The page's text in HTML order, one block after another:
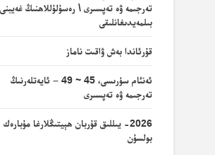
تەرجىمە ۋە تەپسىرى \ رەسۇلۇللاھنىڭ غەيبنى
بىلمەيدىغانلىقى
قۇرئاندا بەش ۋاقىت ناماز
ئەنئام سۈرىسى، 45 ~ 49 – ئايەتلەرنىڭ
تەرجىمە ۋە تەپسىرى
2026- يىللىق قۇربان ھېيتىڭلارغا مۇبارەك
بولسۇن